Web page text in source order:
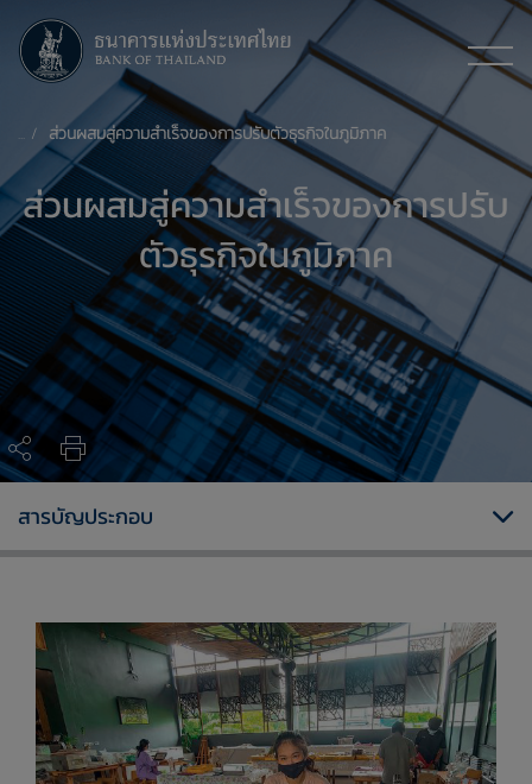
ส่วนผสมสู่ความสำเร็จของการปรับตัวธุรกิจในภูมิภาค
ส่วนผสมสู่ความสำเร็จของการปรับ
ตัวธุรกิจในภูมิภาค
สารบัญประกอบ